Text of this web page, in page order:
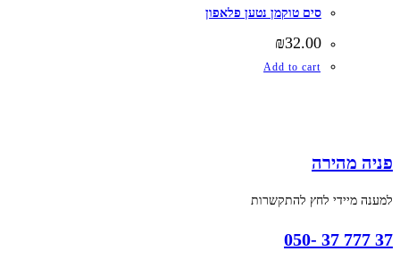
סים טוקמן נטען פלאפון
₪32.00
Add to cart
פניה מהירה
למענה מיידי לחץ להתקשרות
37 777 37 -050